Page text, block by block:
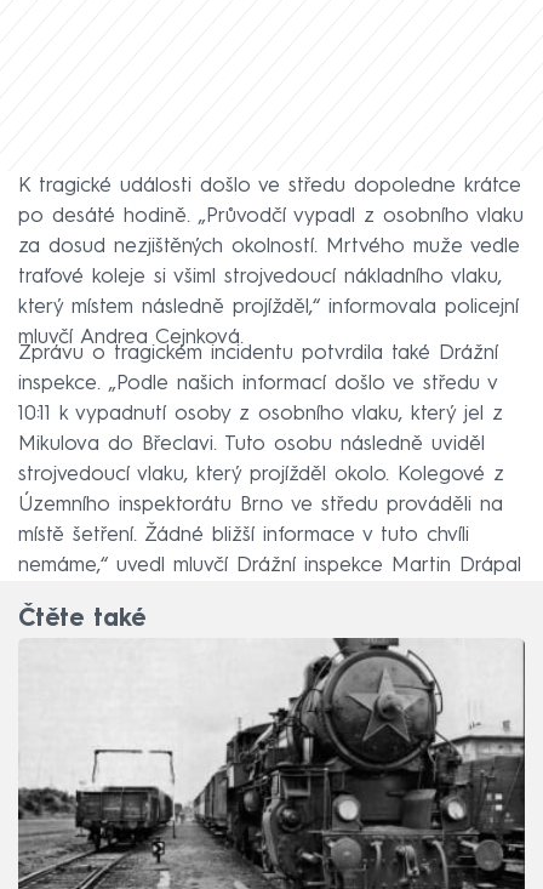
K tragické události došlo ve středu dopoledne krátce
po desáté hodině. „Průvodčí vypadl z osobního vlaku
za dosud nezjištěných okolností. Mrtvého muže vedle
traťové koleje si všiml strojvedoucí nákladního vlaku,
který místem následně projížděl,“ informovala policejní
mluvčí Andrea Cejnková.
Zprávu o tragickém incidentu potvrdila také Drážní
inspekce. „Podle našich informací došlo ve středu v
10:11 k vypadnutí osoby z osobního vlaku, který jel z
Mikulova do Břeclavi. Tuto osobu následně uviděl
strojvedoucí vlaku, který projížděl okolo. Kolegové z
Územního inspektorátu Brno ve středu prováděli na
místě šetření. Žádné bližší informace v tuto chvíli
nemáme,“ uvedl mluvčí Drážní inspekce Martin Drápal
Čtěte také